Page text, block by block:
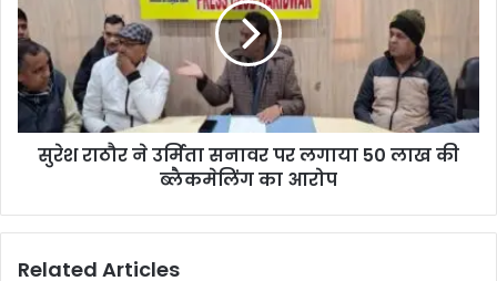
सुरेश राठौर ने उर्मिता सनावर पर लगाया 50 लाख की
ब्लैकमेलिंग का आरोप
Related Articles